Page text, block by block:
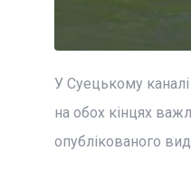
У Суецькому каналі
на обох кінцях
опублікованого